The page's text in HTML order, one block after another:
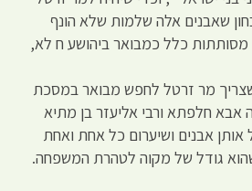
שאבנים אלה שלמות שלא הונף
מסותתות כלל כמבואר ביהושע ח לא,
מר זרטל לחפש מבואר במסכת
אבא חלפתא ורבי אליעזר בן מתיא
אותן אבנים ושיערום כל אחת ואחת
גודל של מקוה לטהרת המשפחה.